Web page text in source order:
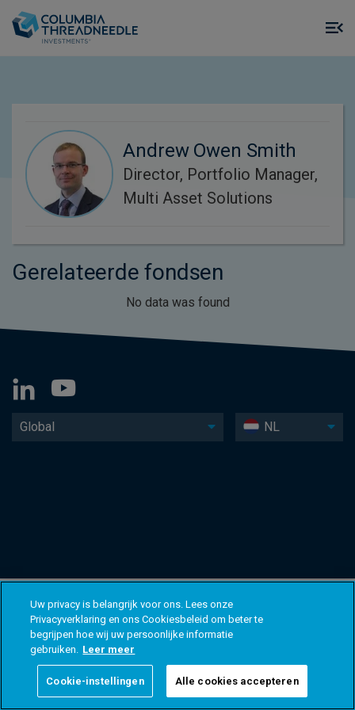
Andrew Owen Smith
Director, Portfolio Manager,
Multi Asset Solutions
Gerelateerde fondsen
No data was found
Global NL
Uw privacy is belangrijk voor ons. Lees onze
Privacyverklaring en ons Cookiesbeleid om beter te
begrijpen hoe wij uw persoonlijke informatie
gebruiken. Leer meer
Cookie-instellingen Alle cookies accepteren